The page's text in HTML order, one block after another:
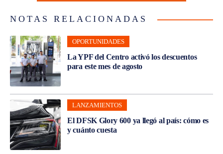
NOTAS RELACIONADAS
OPORTUNIDADES
La YPF del Centro activó los descuentos
para este mes de agosto
LANZAMIENTOS
El DFSK Glory 600 ya llegó al país: cómo es
y cuánto cuesta